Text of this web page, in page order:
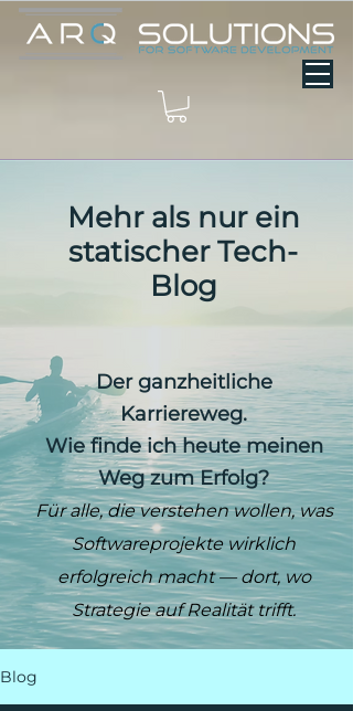
Mehr als nur ein
statischer Tech-
Blog
Der ganzheitliche
Karriereweg.
Wie finde ich heute meinen
Weg zum Erfolg?
Für alle, die verstehen wollen, was
Softwareprojekte wirklich
erfolgreich macht — dort, wo
Strategie auf Realität trifft.
Blog